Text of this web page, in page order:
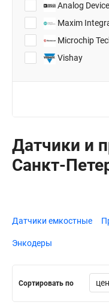
Analog
Maxim
Microchip
Vishay
Датчики и
Санкт-
Датчики емкостные
Энкодеры
Сортировать по